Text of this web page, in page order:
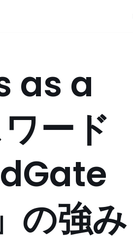
as a
ード
の強み